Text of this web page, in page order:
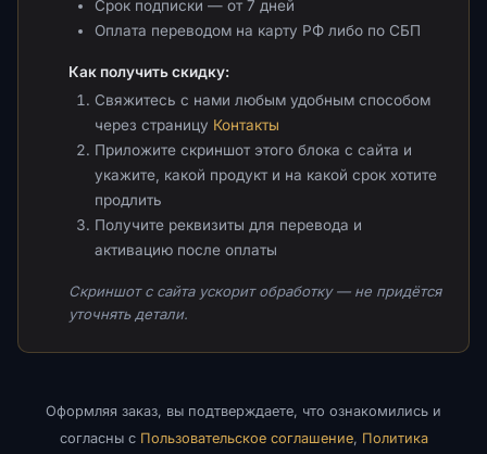
Срок подписки — от 7 дней
Оплата переводом на карту РФ либо по СБП
Как получить скидку:
Свяжитесь с нами любым удобным способом
через страницу Контакты
Приложите скриншот этого блока с сайта и
укажите, какой продукт и на какой срок хотите
продлить
Получите реквизиты для перевода и
активацию после оплаты
Скриншот с сайта ускорит обработку — не придётся
уточнять детали.
Оформляя заказ, вы подтверждаете, что ознакомились и
согласны с Пользовательское соглашение, Политика